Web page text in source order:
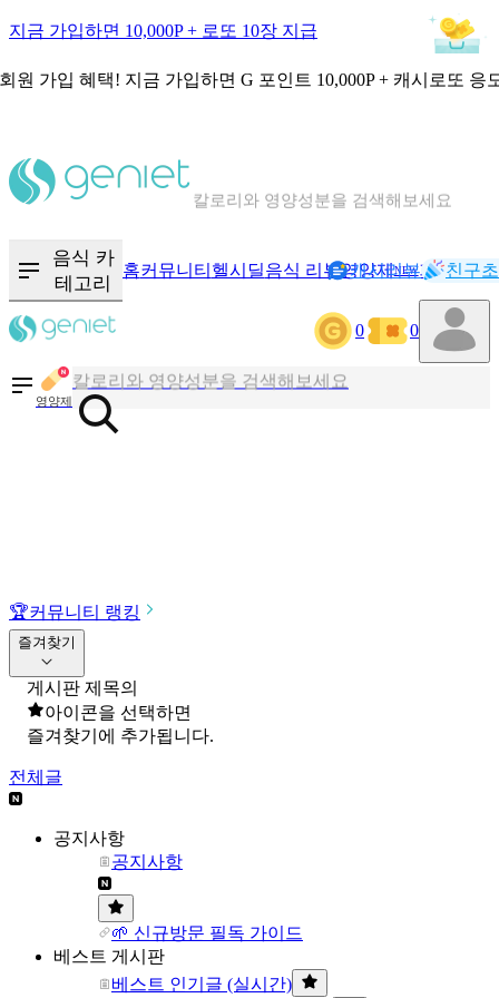
지금 가입하면 10,000P + 로또 10장 지급
원 가입 혜택! 지금 가입하면 G 포인트 10,000P + 캐시로또 응
혈당 · 다이어트 음식 검색해보세요
음식 카
테고리
홈커뮤니티 헬시딜음식 리뷰영양제NEW기록
캐시리뷰 친구
0 0
영양제
칼로리와 영양성분을 검색해보세요
혈당 · 다이어트 음식 검색해보세요
음식 · 영양제 리뷰를 찾아보세요
🏆커뮤니티 랭킹
즐겨찾기
게시판 제목의
아이콘을 선택하면
즐겨찾기에 추가됩니다.
전체글
공지사항
공지사항
🌱 신규방문 필독 가이드
베스트 게시판
베스트 인기글 (실시간)